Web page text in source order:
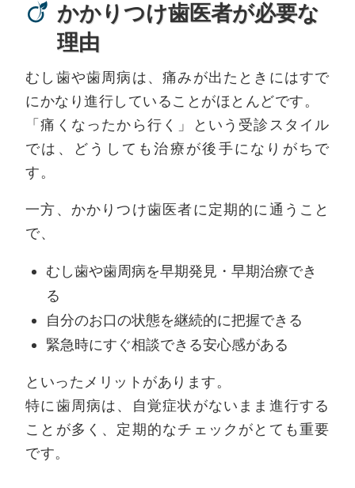
かかりつけ歯医者が必要な
理由
むし歯や歯周病は、痛みが出たときにはすで
にかなり進行していることがほとんどです。
「痛くなったから行く」という受診スタイル
では、どうしても治療が後手になりがちで
す。
一方、かかりつけ歯医者に定期的に通うこと
で、
むし歯や歯周病を早期発見・早期治療でき
る
自分のお口の状態を継続的に把握できる
緊急時にすぐ相談できる安心感がある
といったメリットがあります。
特に歯周病は、自覚症状がないまま進行する
ことが多く、定期的なチェックがとても重要
です。